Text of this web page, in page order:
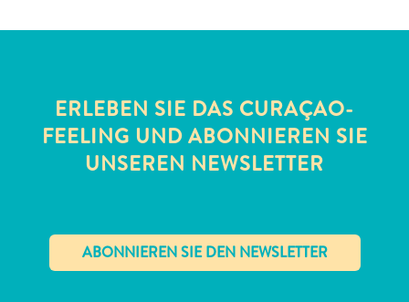
PlanenERLEBEN SIE DAS CURAÇAO-
FEELING UND ABONNIEREN SIE
UNSEREN NEWSLETTER